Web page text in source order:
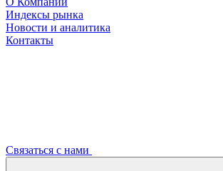
Индексы рынка
Новости и аналитика
Контакты
Связаться с нами